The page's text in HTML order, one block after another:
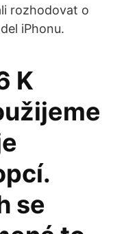
rozhodovat o
iPhonu.
K
se